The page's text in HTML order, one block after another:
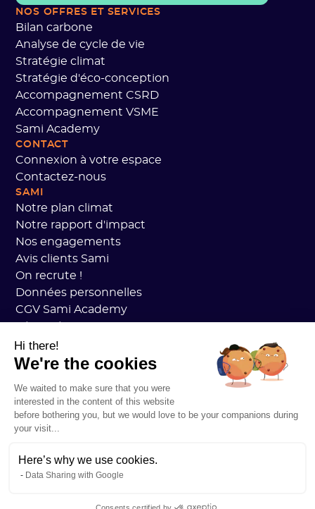
NOS OFFRES ET SERVICES
Bilan carbone
Analyse de cycle de vie
Stratégie climat
Stratégie d'éco-conception
Accompagnement CSRD
Accompagnement VSME
Sami Academy
CONTACT
Connexion à votre espace
Contactez-nous
SAMI
Notre plan climat
Notre rapport d'impact
Nos engagements
Avis clients Sami
On recrute !
Données personnelles
CGV Sami Academy
État des services
Mentions légales
Plan Carbone Général
Open Carbon Practice
Témoignages clients
Tout comprendre au bilan carbone
Tout comprendre aux ACVs
Hi there!
We're the cookies
We waited to make sure that you were
interested in the content of this website
before bothering you, but we would love to be your companions during
your visit...
Here’s why we use cookies.
Data Sharing with Google
Consents certified by